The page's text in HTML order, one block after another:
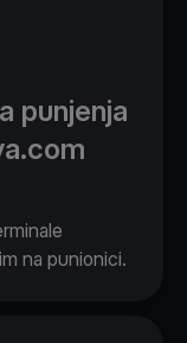
punjenja
na punionici.